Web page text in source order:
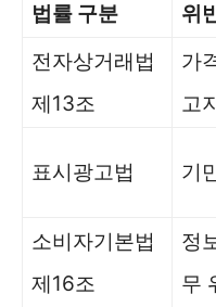
법률 구분 위
전자상거래법
제13조
가
고
표시광고법 기
소비자기본법
제16조
정
무